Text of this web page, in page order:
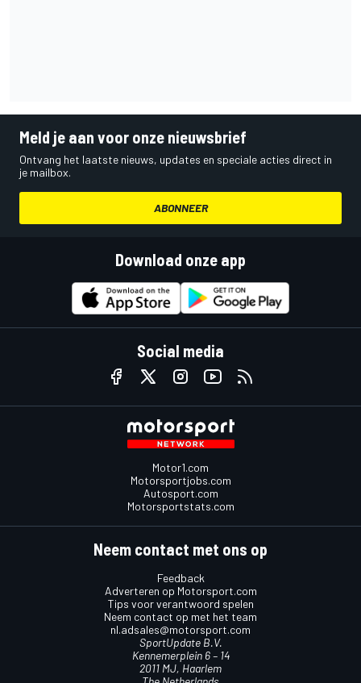
Meld je aan voor onze nieuwsbrief
Ontvang het laatste nieuws, updates en speciale acties direct in
je mailbox.
ABONNEER
Download onze app
Social media
Motor1.com
Motorsportjobs.com
Autosport.com
Motorsportstats.com
Neem contact met ons op
Feedback
Adverteren op Motorsport.com
Tips voor verantwoord spelen
Neem contact op met het team
nl.adsales@motorsport.com
SportUpdate B.V.
Kennemerplein 6 – 14
2011 MJ, Haarlem